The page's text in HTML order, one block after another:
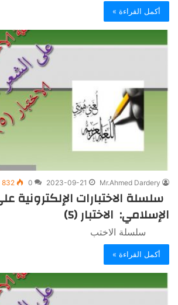
أكمل القراءة »
Mr.Ahmed Dardery
2023-09-21
0
832
سلسلة الاختبارات الإلكترونية
الإسلامي: الاختبار (5)
سلسلة الاختب
أكمل القراءة »